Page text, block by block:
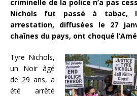
criminelle de la police n’a pas
Nichols fut passé à tabac,
arrestation, diffusées le 27
chaînes du pays, ont choqué
Tyre Nichols,
un Noir âgé
de 29 ans, a
été arrêté